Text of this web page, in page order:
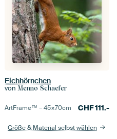
Eichhörnchen
von Menno Schaefer
ArtFrame™ –45×70cm CHF111.-
Größe & Material selbst wählen